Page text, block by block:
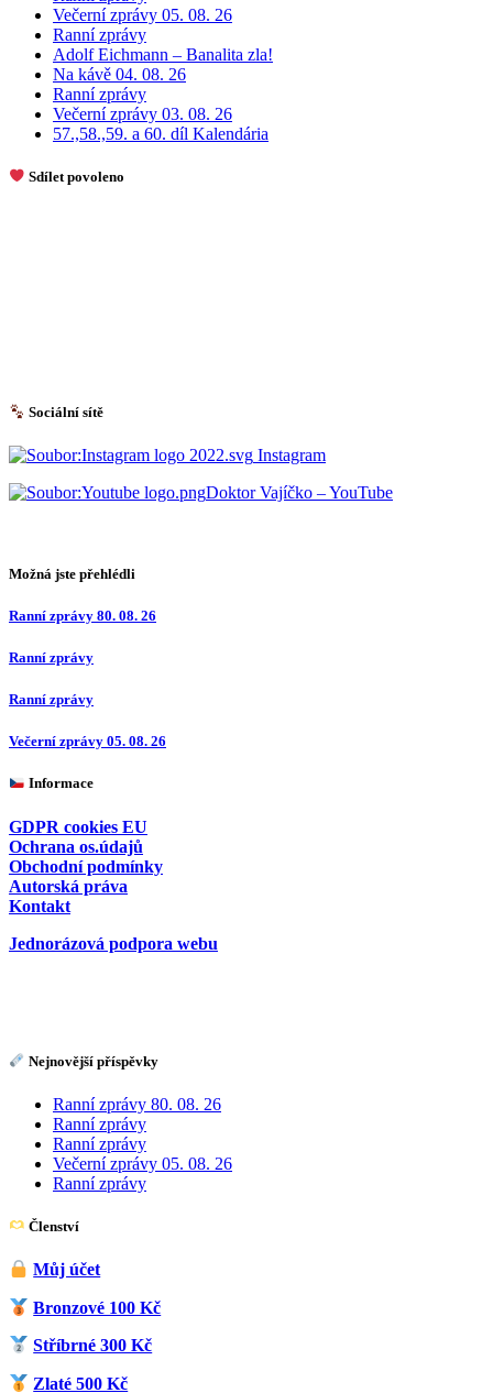
Večerní zprávy 05. 08. 26
Ranní zprávy
Adolf Eichmann – Banalita zla!
Na kávě 04. 08. 26
Ranní zprávy
Večerní zprávy 03. 08. 26
57.,58.,59. a 60. díl Kalendária
Sdílet povoleno
Sociální sítě
Instagram
Doktor Vajíčko – YouTube
Možná jste přehlédli
Ranní zprávy 80. 08. 26
Ranní zprávy
Ranní zprávy
Večerní zprávy 05. 08. 26
Informace
GDPR cookies EU
Ochrana os.údajů
Obchodní podmínky
Autorská práva
Kontakt
Jednorázová podpora webu
Nejnovější příspěvky
Ranní zprávy 80. 08. 26
Ranní zprávy
Ranní zprávy
Večerní zprávy 05. 08. 26
Ranní zprávy
Členství
Můj účet
Bronzové 100 Kč
Stříbrné 300 Kč
Zlaté 500 Kč